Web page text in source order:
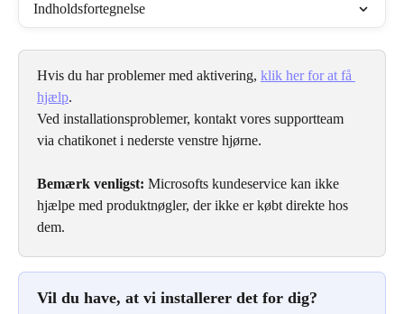
Indholdsfortegnelse
Hvis du har problemer med aktivering, klik her for at få
hjælp.
Ved installationsproblemer, kontakt vores supportteam
via chatikonet i nederste venstre hjørne.
Bemærk venligst: Microsofts kundeservice kan ikke
hjælpe med produktnøgler, der ikke er købt direkte hos
dem.
Vil du have, at vi installerer det for dig?